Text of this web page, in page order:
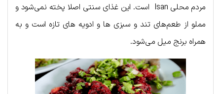
مردم محلی Isan است. این غذای سنتی اصلا پخته نمی‌شود و
مملو از طعم‌های تند و سبزی ها و ادویه های تازه است و به
همراه برنج میل می‌شود.